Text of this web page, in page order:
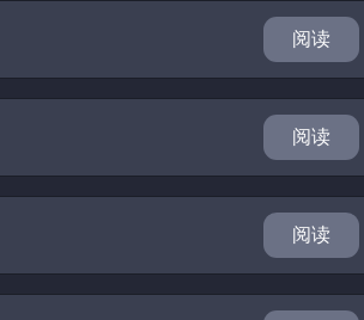
阅读
阅读
阅读